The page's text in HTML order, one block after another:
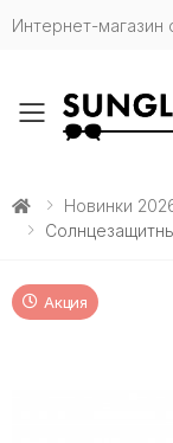
Интернет-магазин
Toggle
Новинки
Акция